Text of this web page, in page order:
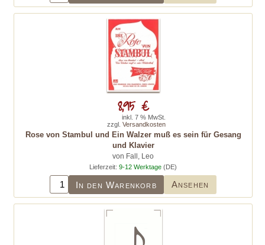
Rose von Stambul und Ein Walzer muß es sein für Gesang
und Klavier
von Fall, Leo
Lieferzeit: 9-12 Werktage (DE)
In den Warenkorb Ansehen
8,95 €
inkl. 7 % MwSt.
zzgl. Versandkosten